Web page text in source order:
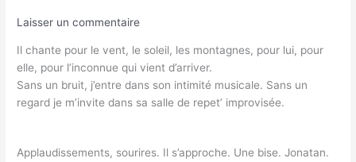
Laisser un commentaire
Il chante pour le vent, le soleil, les montagnes, pour lui, pour
elle, pour l’inconnue qui vient d’arriver.
Sans un bruit, j’entre dans son intimité musicale. Sans un
regard je m’invite dans sa salle de repet’ improvisée.
Applaudissements, sourires. Il s’approche. Une bise. Jonatan.